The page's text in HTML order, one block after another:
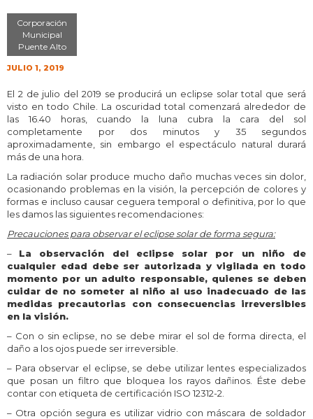
Corporación
Municipal
Puente Alto
JULIO 1, 2019
El 2 de julio del 2019 se producirá un eclipse solar total que será
visto en todo Chile. La oscuridad total comenzará alrededor de
las 16.40 horas, cuando la luna cubra la cara del sol
completamente por dos minutos y 35 segundos
aproximadamente, sin embargo el espectáculo natural durará
más de una hora.
La radiación solar produce mucho daño muchas veces sin dolor,
ocasionando problemas en la visión, la percepción de colores y
formas e incluso causar ceguera temporal o definitiva, por lo que
les damos las siguientes recomendaciones:
Precauciones para observar el eclipse solar de forma segura:
– La observación del eclipse solar por un niño de
cualquier edad debe ser autorizada y vigilada en todo
momento por un adulto responsable, quienes se deben
cuidar de no someter al niño al uso inadecuado de las
medidas precautorias con consecuencias irreversibles
en la visión.
– Con o sin eclipse, no se debe mirar el sol de forma directa, el
daño a los ojos puede ser irreversible.
– Para observar el eclipse, se debe utilizar lentes especializados
que posan un filtro que bloquea los rayos dañinos. Éste debe
contar con etiqueta de certificación ISO 12312-2.
– Otra opción segura es utilizar vidrio con máscara de soldador